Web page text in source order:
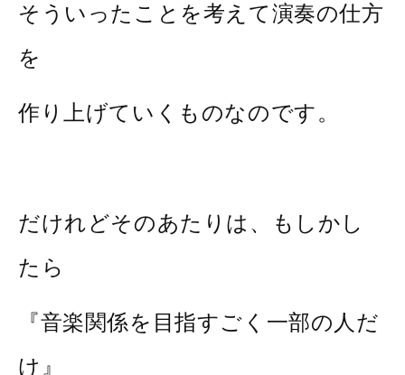
そういったことを考えて演奏の仕方
を
作り上げていくものなのです。
だけれどそのあたりは、もしかし
たら
『音楽関係を目指すごく一部の人だ
け』